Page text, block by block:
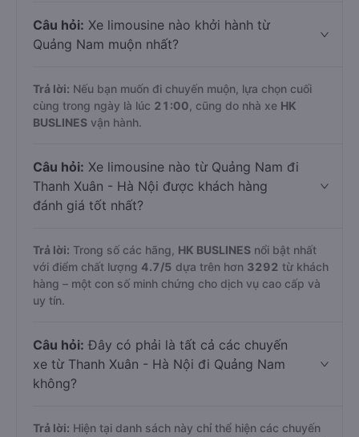
Câu hỏi: Xe limousine nào khởi hành từ
Quảng Nam muộn nhất?
Trả lời: Nếu bạn muốn đi chuyến muộn, lựa chọn cuối
cùng trong ngày là lúc 21:00 , cũng do nhà xe HK
BUSLINES vận hành.
Câu hỏi: Xe limousine nào từ Quảng Nam đi
Thanh Xuân - Hà Nội được khách hàng
đánh giá tốt nhất?
Trả lời: Trong số các hãng, HK BUSLINES nổi bật nhất
với điểm chất lượng 4.7/5 dựa trên hơn 3292 từ khách
hàng – một con số minh chứng cho dịch vụ cao cấp và
uy tín.
Câu hỏi: Đây có phải là tất cả các chuyến
xe từ Thanh Xuân - Hà Nội đi Quảng Nam
không?
Trả lời: Hiện tại danh sách này chỉ thể hiện các chuyến